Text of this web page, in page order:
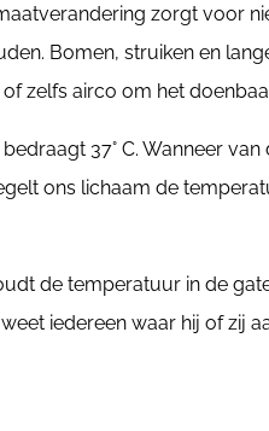
zorgt voor
Bomen, struiken en
zelfs airco om het
37° C. Wanneer
ons lichaam de
de temperatuur in de
iedereen waar hij of zij